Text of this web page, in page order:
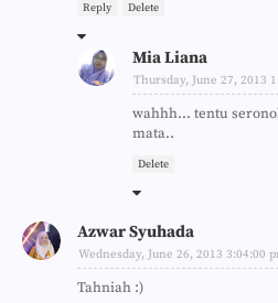
Reply Delete
Mia Liana
Thursday, June 27, 2013
wahhh... tentu
mata..
Delete
Azwar Syuhada
Wednesday, June 26, 2013 3:04:00
Tahniah :)